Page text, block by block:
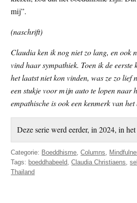
mij”.
(naschrift)
Claudia ken ik nog niet zo lang, en ook
vind haar sympathiek. Toen ik de eerste
het laatst niet kon vinden, was ze zo lief
een stukje voor mijn auto te lopen naar
empathische is ook een kenmerk van het
Deze serie werd eerder, in 2024, in
Categorie: Boeddhisme ,Columns
Tags: boeddhabeeld ,Claudia Christiaens ,
Thailand